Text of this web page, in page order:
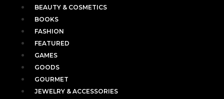
BEAUTY & COSMETICS
BOOKS
FASHION
FEATURED
GAMES
GOODS
GOURMET
JEWELRY & ACCESSORIES